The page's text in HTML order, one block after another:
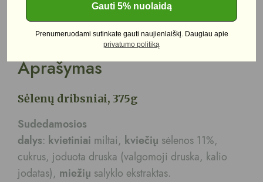
Aprašymas
Aprašymas
Sėlenų dribsniai, 375g
Sudedamosios
dalys: kvietiniai miltai, kviečių sėlenos 11%,
cukrus, joduota druska (valgomoji druska, kalio
jodatas), miežių salyklo ekstraktas.
Gauti 5% nuolaidą
Prenumeruodami sutinkate gauti naujienlaiškį. Daugiau apie
privatumo politiką